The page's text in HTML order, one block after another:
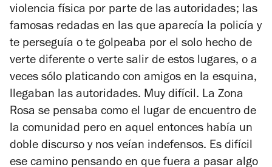
violencia física por parte de las autoridades; las
famosas redadas en las que aparecía la policía y
te perseguía o te golpeaba por el solo hecho de
verte diferente o verte salir de estos lugares, o a
veces sólo platicando con amigos en la esquina,
llegaban las autoridades. Muy difícil. La Zona
Rosa se pensaba como el lugar de encuentro de
la comunidad pero en aquel entonces había un
doble discurso y nos veían indefensos. Es difícil
ese camino pensando en que fuera a pasar algo